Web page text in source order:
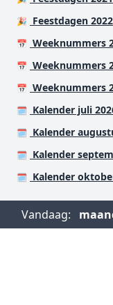
🎉 Feestdagen 2022
📅 Weeknummers
📅 Weeknummers
📅 Weeknummers
🗓️ Kalender juli
🗓️ Kalender
🗓️ Kalender
🗓️ Kalender
Vandaag: